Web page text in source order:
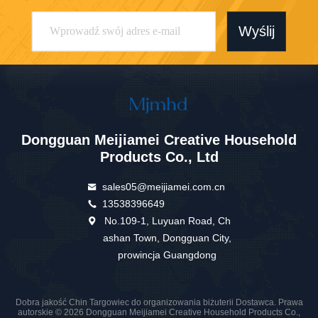
Wyślij
Dongguan Meijiamei Creative Household
Products Co., Ltd
sales05@meijiamei.com.cn
13538396649
No.109-1, Luyuan Road, Ch
ashan Town, Dongguan City,
prowincja Guangdong
Dobra jakość Chin Targowiec do organizowania biżuterii Dostawca. Prawa
autorskie © 2026 Dongguan Meijiamei Creative Household Products Co.,